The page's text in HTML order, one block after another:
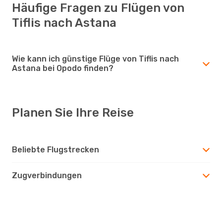
Häufige Fragen zu Flügen von
Tiflis nach Astana
Wie kann ich günstige Flüge von Tiflis nach
Astana bei Opodo finden?
Planen Sie Ihre Reise
Beliebte Flugstrecken
Zugverbindungen